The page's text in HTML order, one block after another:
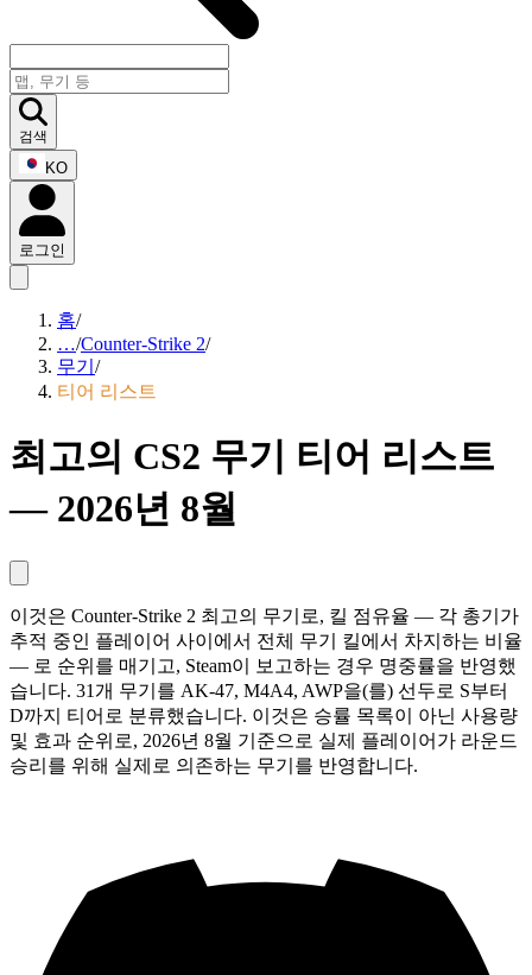
검색
KO
로그인
홈/
…/Counter-Strike 2/
무기 /
티어 리스트
최고의 CS2 무기 티어 리스트
— 2026년 8월
이것은 Counter-Strike 2 최고의 무기로, 킬 점유율 — 각 총기가
추적 중인 플레이어 사이에서 전체 무기 킬에서 차지하는 비율
— 로 순위를 매기고, Steam이 보고하는 경우 명중률을 반영했
습니다. 31개 무기를 AK-47, M4A4, AWP을(를) 선두로 S부터
D까지 티어로 분류했습니다. 이것은 승률 목록이 아닌 사용량
및 효과 순위로, 2026년 8월 기준으로 실제 플레이어가 라운드
승리를 위해 실제로 의존하는 무기를 반영합니다.